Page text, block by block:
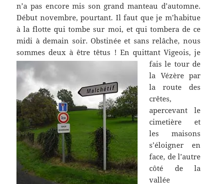
n’a pas encore mis son grand manteau d’automne.
Début novembre, pourtant. Il faut que je m’habitue
à la flotte qui tombe sur moi, et qui tombera de ce
midi à demain soir. Obstinée et sans relâche, nous
sommes deux à être têtus ! En quittant Vigeois, je
fais le tour de
la Vézère par
la route des
crêtes,
apercevant le
cimetière et
les maisons
s’éloigner en
face, de l’autre
côté de la
vallée